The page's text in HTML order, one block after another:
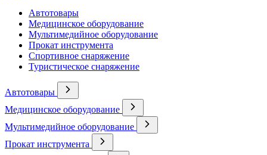
Автотовары
Медицинское оборудование
Мультимедийное оборудование
Прокат инструмента
Спортивное снаряжение
Туристическое снаряжение
Автотовары
Медицинское оборудование
Мультимедийное оборудование
Прокат инструмента